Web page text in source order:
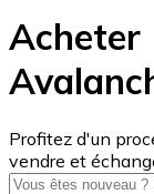
USD Coin
USDC
Acheter
Profitez d'un
vendre et